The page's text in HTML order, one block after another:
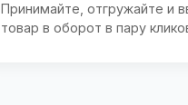
Принимайте, отгружайте и
товар в оборот в пару